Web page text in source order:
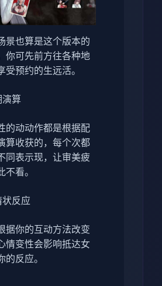
景也算是这个版本的
你可先前方往各种地
受预约的生远活。
演算
的动动作都是根据配
算收获的，每个次都
同表示现，让审美疲
不看。
反应
据你的互动方法改变
情变性会影响抵达女
的反应。